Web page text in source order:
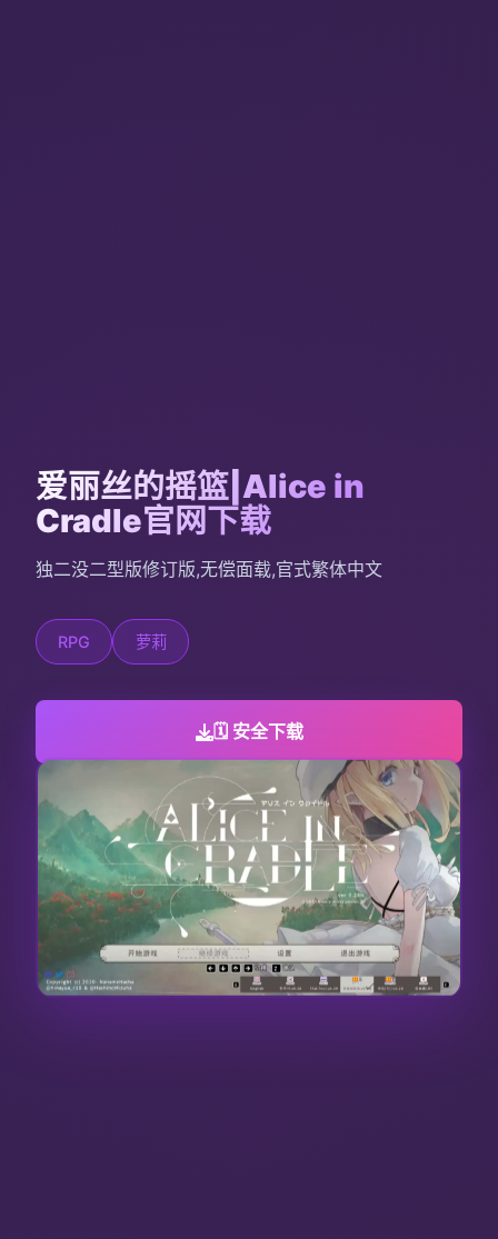
爱丽丝的摇篮|Alice in
Cradle官网下载
独二没二型版修订版,无偿面载,官式繁体中文
RPG 萝莉
🗓️ 安全下载